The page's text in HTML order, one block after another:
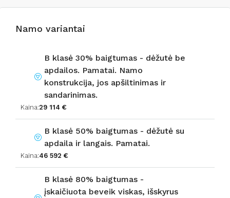
Namo variantai
B klasė 30% baigtumas - dėžutė be
apdailos. Pamatai. Namo
konstrukcija, jos apšiltinimas ir
sandarinimas.
Kaina:29 114 €
B klasė 50% baigtumas - dėžutė su
apdaila ir langais. Pamatai.
Kaina:46 592 €
B klasė 80% baigtumas -
įskaičiuota beveik viskas, išskyrus